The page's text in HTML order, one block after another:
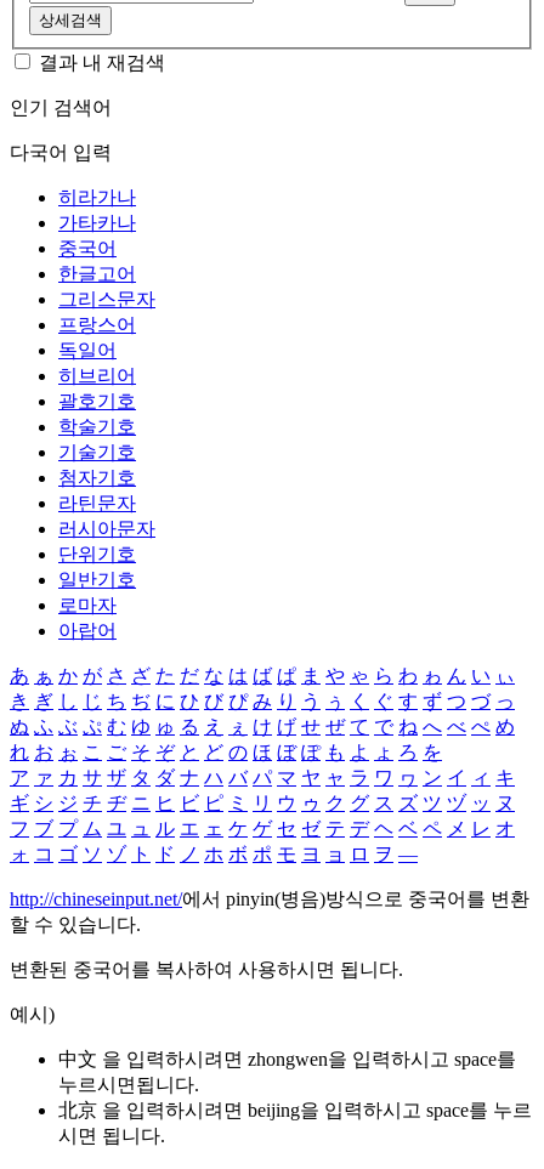
상세검색
결과 내 재검색
인기 검색어
다국어 입력
히라가나
가타카나
중국어
한글고어
그리스문자
프랑스어
독일어
히브리어
괄호기호
학술기호
기술기호
첨자기호
라틴문자
러시아문자
단위기호
일반기호
로마자
아랍어
あ ぁ か が さ ざ た だ な は ば ぱ ま や ゃ ら わ ゎ ん い ぃ
き ぎ し じ ち ぢ に ひ び ぴ み り う ぅ く ぐ す ず つ づ っ
ぬ ふ ぶ ぷ む ゆ ゅ る え ぇ け げ せ ぜ て で ね へ べ ぺ め
れ お ぉ こ ご そ ぞ と ど の ほ ぼ ぽ も よ ょ ろ を
ア ァ カ サ ザ タ ダ ナ ハ バ パ マ ヤ ャ ラ ワ ヮ ン イ ィ キ
ギ シ ジ チ ヂ ニ ヒ ビ ピ ミ リ ウ ゥ ク グ ス ズ ツ ヅ ッ ヌ
フ ブ プ ム ユ ュ ル エ ェ ケ ゲ セ ゼ テ デ ヘ ベ ペ メ レ オ
ォ コ ゴ ソ ゾ ト ド ノ ホ ボ ポ モ ヨ ョ ロ ヲ ―
http://chineseinput.net/에서 pinyin(병음)방식으로 중국어를 변환
할 수 있습니다.
변환된 중국어를 복사하여 사용하시면 됩니다.
예시)
中文 을 입력하시려면 zhongwen을 입력하시고 space를
누르시면됩니다.
北京 을 입력하시려면 beijing을 입력하시고 space를 누르
시면 됩니다.